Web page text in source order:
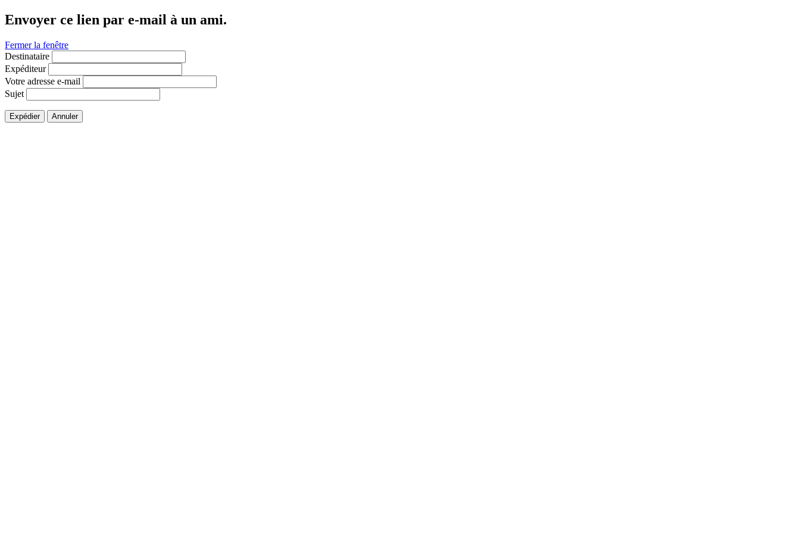
Envoyer ce lien par e-mail à un ami.
Fermer la fenêtre
Destinataire
Expéditeur
Votre adresse e-mail
Sujet
Expédier Annuler